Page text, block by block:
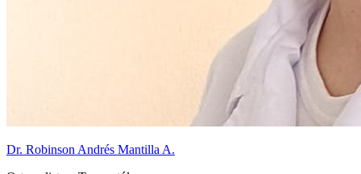
Dr. Robinson Andrés Mantilla A.